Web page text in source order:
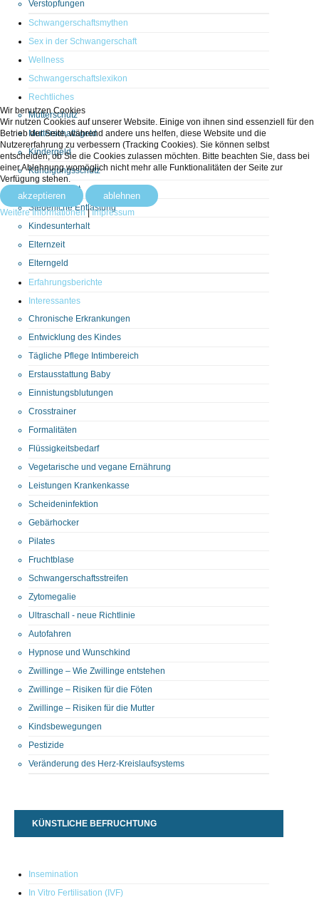
Verstopfungen
Schwangerschaftsmythen
Sex in der Schwangerschaft
Wellness
Schwangerschaftslexikon
Rechtliches
Mutterschutz
Mutterschaftsgeld
Kindergeld
Kündigungsschutz
Namensrecht
Steuerliche Entlastung
Kindesunterhalt
Elternzeit
Elterngeld
Erfahrungsberichte
Interessantes
Chronische Erkrankungen
Entwicklung des Kindes
Tägliche Pflege Intimbereich
Erstausstattung Baby
Einnistungsblutungen
Crosstrainer
Formalitäten
Flüssigkeitsbedarf
Vegetarische und vegane Ernährung
Leistungen Krankenkasse
Scheideninfektion
Gebärhocker
Pilates
Fruchtblase
Schwangerschaftsstreifen
Zytomegalie
Ultraschall - neue Richtlinie
Autofahren
Hypnose und Wunschkind
Zwillinge – Wie Zwillinge entstehen
Zwillinge – Risiken für die Föten
Zwillinge – Risiken für die Mutter
Kindsbewegungen
Pestizide
Veränderung des Herz-Kreislaufsystems
KÜNSTLICHE BEFRUCHTUNG
Insemination
In Vitro Fertilisation (IVF)
Wir benutzen Cookies
Wir nutzen Cookies auf unserer Website. Einige von ihnen sind essenziell für den
Betrieb der Seite, während andere uns helfen, diese Website und die
Nutzererfahrung zu verbessern (Tracking Cookies). Sie können selbst
entscheiden, ob Sie die Cookies zulassen möchten. Bitte beachten Sie, dass bei
einer Ablehnung womöglich nicht mehr alle Funktionalitäten der Seite zur
Verfügung stehen.
akzeptieren ablehnen
Weitere Informationen|Impressum